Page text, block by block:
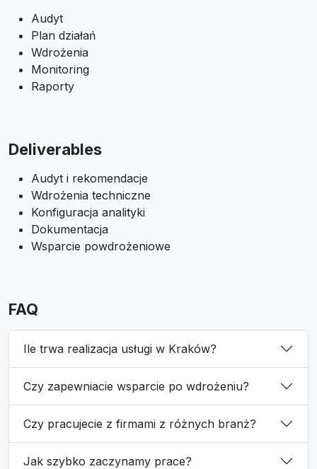
Audyt
Plan działań
Wdrożenia
Monitoring
Raporty
Deliverables
Audyt i rekomendacje
Wdrożenia techniczne
Konfiguracja analityki
Dokumentacja
Wsparcie powdrożeniowe
FAQ
Ile trwa realizacja usługi w Kraków?
Czy zapewniacie wsparcie po wdrożeniu?
Czy pracujecie z firmami z różnych branż?
Jak szybko zaczynamy prace?